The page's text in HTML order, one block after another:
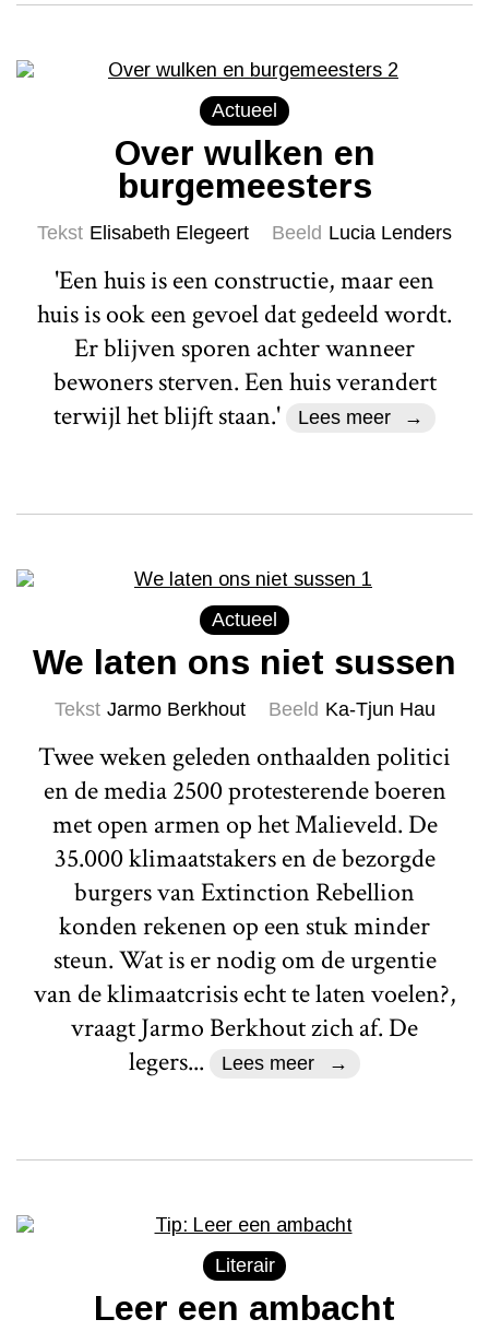
Actueel
Over wulken en
burgemeesters
Tekst Elisabeth Elegeert Beeld Lucia Lenders
'Een huis is een constructie, maar een
huis is ook een gevoel dat gedeeld wordt.
Er blijven sporen achter wanneer
bewoners sterven. Een huis verandert
terwijl het blijft staan.'
Lees meer
Actueel
We laten ons niet sussen
Tekst Jarmo Berkhout Beeld Ka-Tjun Hau
Twee weken geleden onthaalden politici
en de media 2500 protesterende boeren
met open armen op het Malieveld. De
35.000 klimaatstakers en de bezorgde
burgers van Extinction Rebellion
konden rekenen op een stuk minder
steun. Wat is er nodig om de urgentie
van de klimaatcrisis echt te laten voelen?,
vraagt Jarmo Berkhout zich af. De
legers...
Lees meer
Literair
Leer een ambacht